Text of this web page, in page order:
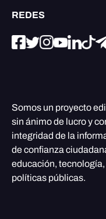
REDES
Somos un proyecto
sin ánimo de lucro y
integridad de la
de confianza
educación,
políticas públicas.